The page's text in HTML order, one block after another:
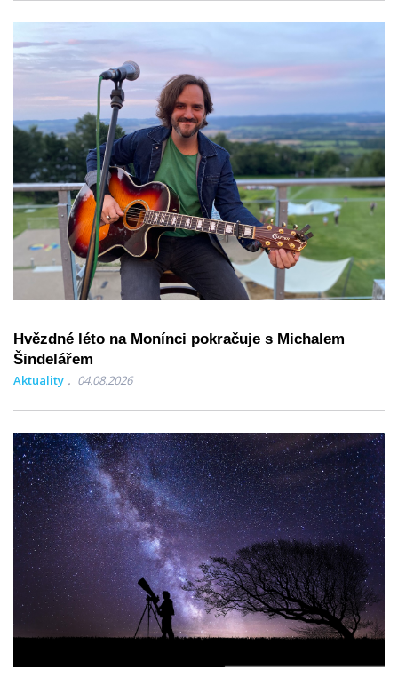
Hvězdné léto na Monínci pokračuje s Michalem
Šindelářem
Aktuality 04.08.2026